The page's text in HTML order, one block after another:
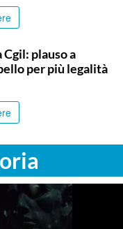
plauso a
per più legalità